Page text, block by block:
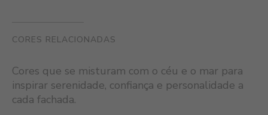
CORES RELACIONADAS
Cores que se misturam com o céu e o mar para
inspirar serenidade, confiança e personalidade a
cada fachada.